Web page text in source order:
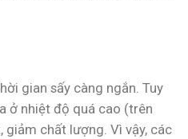
gian sấy càng ngắn. Tuy
ở nhiệt độ quá cao (trên
giảm chất lượng. Vì vậy, các